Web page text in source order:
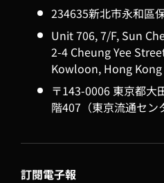
234635新北市永和區
Unit 706, 7/F, Sun
2-4 Cheung Yee
Kowloon, Hong Kong
〒143-0006 東京都大
階407（東京流通セン
訂閱電子報